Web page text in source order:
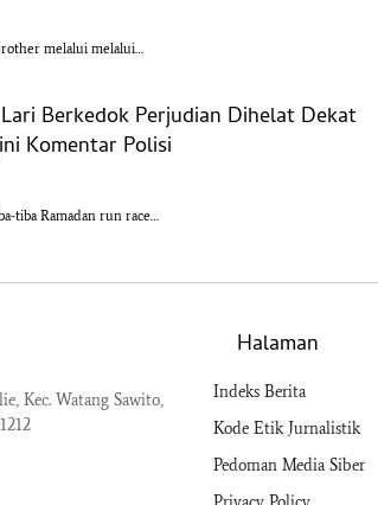
melalui melalui…
Berkedok Perjudian Dihelat Dekat
Komentar Polisi
tiba Ramadan run race…
Kec. Watang Sawito,
Halaman
Indeks Berita
Kode Etik Jurnalistik
Pedoman Media Siber